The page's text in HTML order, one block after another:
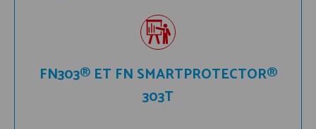
FN303® ET FN SMARTPROTECTOR®
303T